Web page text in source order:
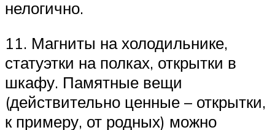
нелогично.
11. Магниты на холодильнике,
статуэтки на полках, открытки в
шкафу. Памятные вещи
(действительно ценные – открытки,
к примеру, от родных) можно